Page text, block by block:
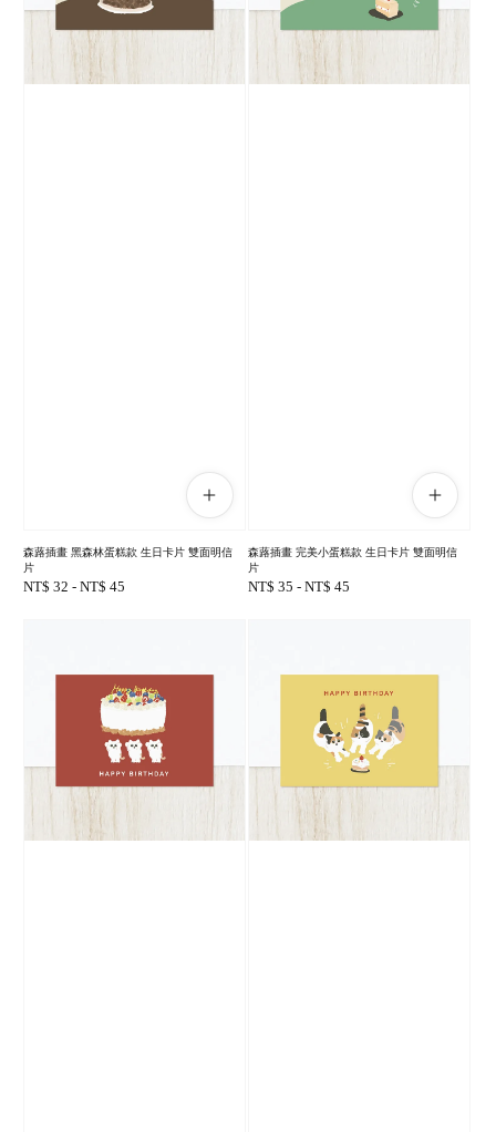
森蕗插畫 黑森林蛋糕款 生日卡片 雙面明信
片
Regular
NT$ 32 - NT$ 45
森蕗插畫 完美小蛋糕款 生日卡片 雙面明信
片
Regular
NT$ 35 - NT$ 45